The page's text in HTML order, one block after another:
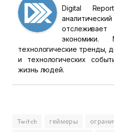
Digital
технологические тренды,
и технологических
жизнь людей.
Twitch геймеры